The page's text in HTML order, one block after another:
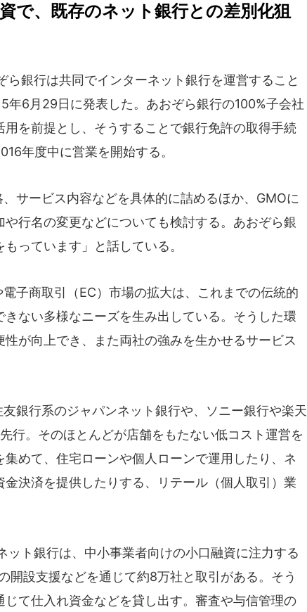
で、既存のネット銀行との差別化狙
銀行は共同でインターネット銀行を運営すること
年6月29日に発表した。あおぞら銀行の100%子会社
を前提とし、そうすることで銀行免許の取得手続
年度中に営業を開始する。
サービス内容などを具体的に詰めるほか、GMOに
行名の変更などについても検討する。あおぞら銀
っています」と話している。
子商取引（EC）市場の拡大は、これまでの伝統的
ない多様なニーズを生み出している。そうした環
が向上でき、また両社の強みを生かせるサービス
銀行系のジャパンネット銀行や、ソニー銀行や楽天
行。そのほとんどが店舗をもたない低コスト運営を
めて、住宅ローンや個人ローンで運用したり、ネ
決済を提供したりする、リテール（個人取引）業
ト銀行は、中小事業者向けの小口融資に注力する
開設支援などを通じて約8万社と取引がある。そう
て仕入れ資金などを貸し出す。審査や与信管理の